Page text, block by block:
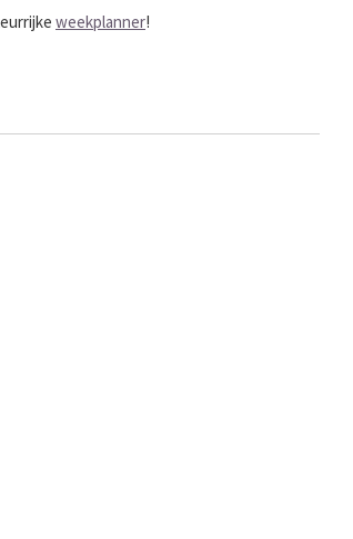
weekplanner!